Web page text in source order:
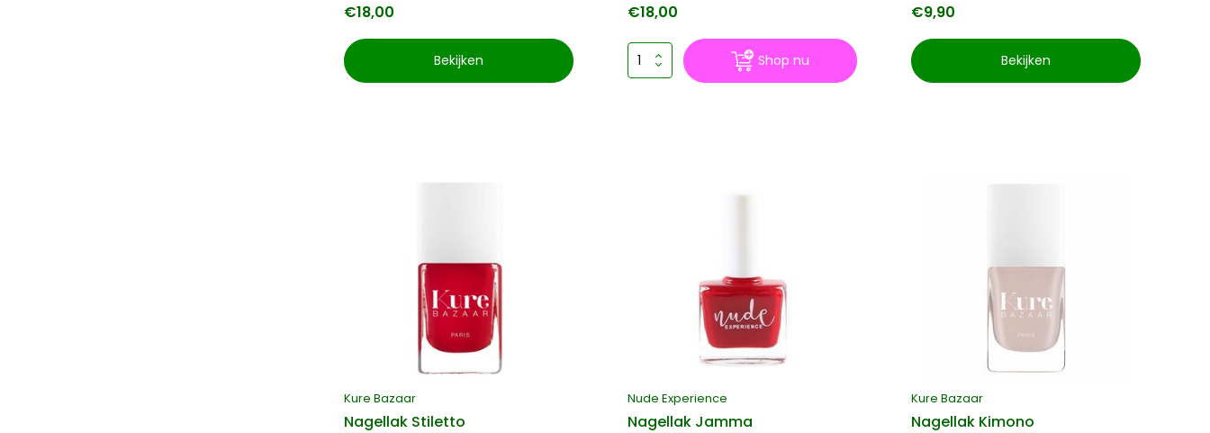
€18,00
Bekijken
€18,00
Shop nu
€9,90
Bekijken
Kure Bazaar
Nagellak Stiletto
Nude Experience
Nagellak Jamma
Kure Bazaar
Nagellak Kimono